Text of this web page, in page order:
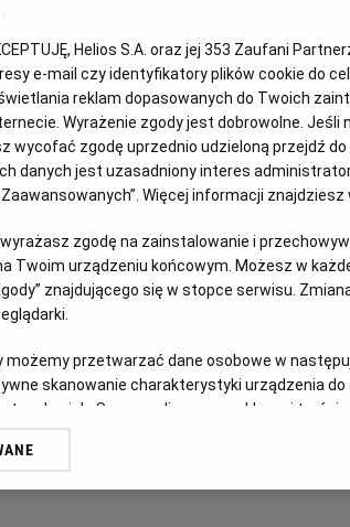
tytuł
wiek
trwania
OBSERWUJ
NAPISY
OPIS FILMU
Po śmierci męża kobieta szuka ukojenia u
zamienia się w koszmar, gdy kolejni
przemieniają się w Deadites, opętanych
Mortis.
W obliczu narastającego zła kobieta
mocy nawet po śmierci.
Helios S.A. oraz jej 353 Zaufani
e-mail czy identyfikatory plików cookie do
reklam dopasowanych do Twoich
Wyrażenie zgody jest dobrowolne.
wycofać zgodę uprzednio udzieloną przejdź do
danych jest uzasadniony interes
Więcej informacji znajdziesz
wyrażasz zgodę na zainstalowanie i
Twoim urządzeniu końcowym. Możesz w
znajdującego się w stopce serwisu.
możemy przetwarzać dane osobowe w
skanowanie charakterystyki urządzenia
do nich. Spersonalizowane reklamy i treści,